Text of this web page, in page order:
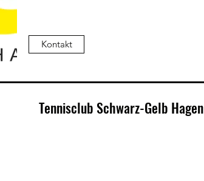
Kontakt
Tennisclub Schwarz-Gelb Hagen